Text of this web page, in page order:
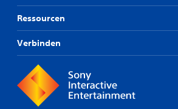
Ressourcen
Verbinden